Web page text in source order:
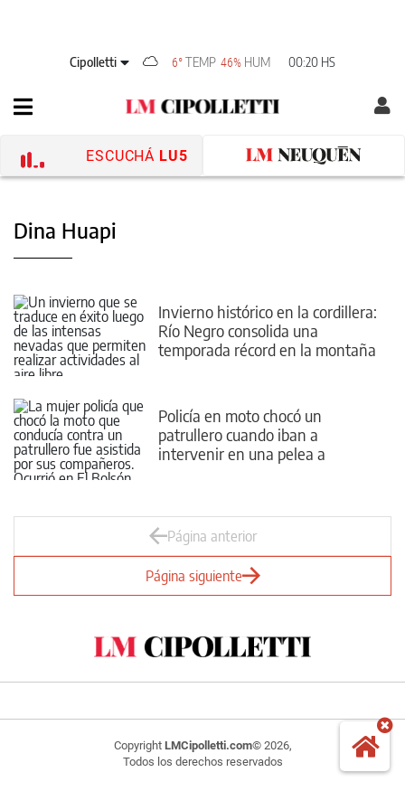
Cipolletti 6° TEMP 46% HUM 00:20 HS
ESCUCHÁ LU5
Dina Huapi
Invierno histórico en la cordillera:
Río Negro consolida una
temporada récord en la montaña
Policía en moto chocó un
patrullero cuando iban a
intervenir en una pelea a
Página anterior
Página siguiente
Copyright LMCipolletti.com© 2026,
Todos los derechos reservados